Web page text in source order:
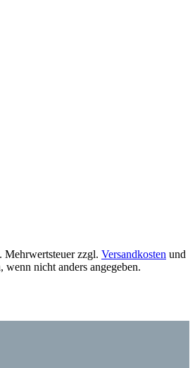
Mehrwertsteuer zzgl. Versandkosten und
wenn nicht anders angegeben.